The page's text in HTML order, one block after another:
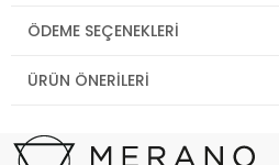
ÖDEME SEÇENEKLERI
ÜRÜN ÖNERILERI